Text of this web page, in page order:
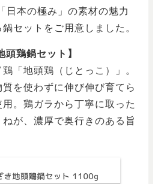
日本の極み」の素材の魅力
セットをご用意しました。
頭鶏鍋セット】
「地頭鶏（じとっこ）」。
を使わずに伸び伸び育てら
。鶏ガラから丁寧に取った
が、濃厚で奥行きのある旨